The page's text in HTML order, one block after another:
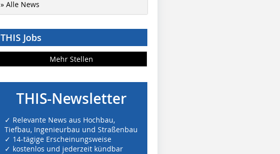
» Alle News
THIS Jobs
Mehr Stellen
THIS-Newsletter
✓ Relevante News aus Hochbau,
Tiefbau, Ingenieurbau und Straßenbau
✓ 14-tägige Erscheinungsweise
✓ kostenlos und jederzeit kündbar